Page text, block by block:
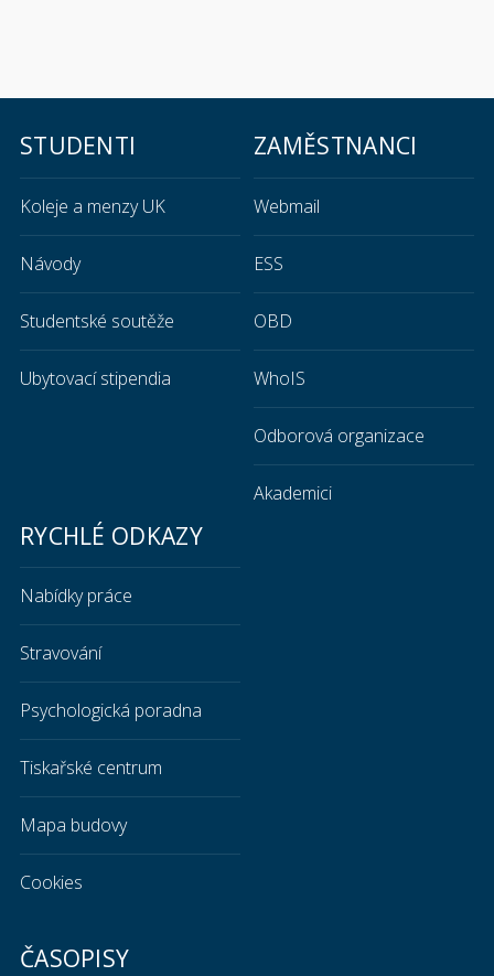
STUDENTI
Koleje a menzy UK
Návody
Studentské soutěže
Ubytovací stipendia
ZAMĚSTNANCI
Webmail
ESS
OBD
WhoIS
Odborová organizace
Akademici
RYCHLÉ ODKAZY
Nabídky práce
Stravování
Psychologická poradna
Tiskařské centrum
Mapa budovy
Cookies
ČASOPISY